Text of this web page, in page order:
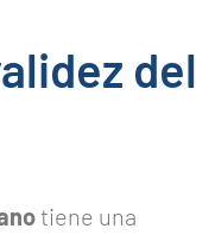
del
tiene una